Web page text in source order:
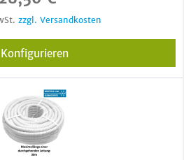
zzgl. Versandkosten
Konfigurieren